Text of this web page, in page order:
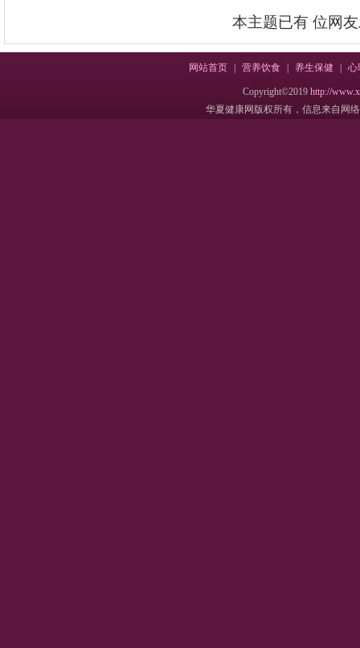
本主题已有 位网
网站首页 营养饮食 养生保健 心
Copyright©2019http://
华夏健康网版权所有，信息来自网